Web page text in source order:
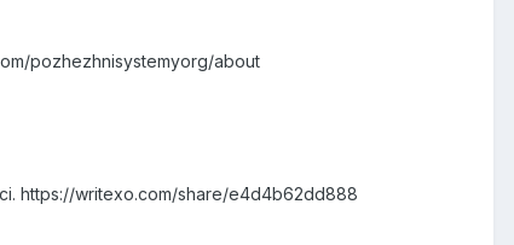
pozhezhnisystemyorg/about
https://writexo.com/share/e4d4b62dd888